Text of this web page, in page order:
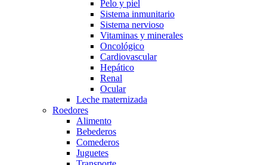
Pelo y piel
Sistema inmunitario
Sistema nervioso
Vitaminas y minerales
Oncológico
Cardiovascular
Hepático
Renal
Ocular
Leche maternizada
Roedores
Alimento
Bebederos
Comederos
Juguetes